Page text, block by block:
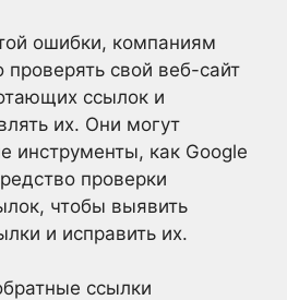
ошибки, компаниям
проверять свой веб-сайт
ссылок и
их. Они могут
инструменты, как Google
проверки
чтобы выявить
и исправить их.
ссылки